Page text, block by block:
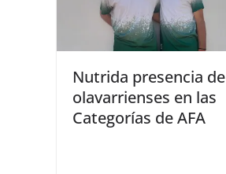
Nutrida presencia de
olavarrienses en las
Categorías de AFA